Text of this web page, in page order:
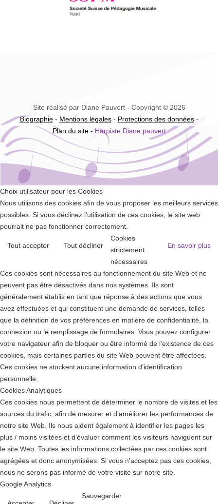
Site réalisé par Diane Pauvert - Copyright © 2026
Biographie- Mentions légales- Protections des données-
Plan du site- Harpiste Diane pauvert
Choix utilisateur pour les Cookies
Nous utilisons des cookies afin de vous proposer les meilleurs services
possibles. Si vous déclinez l'utilisation de ces cookies, le site web
pourrait ne pas fonctionner correctement.
Tout accepter Tout décliner En savoir plus
Cookies
strictement
nécessaires
Ces cookies sont nécessaires au fonctionnement du site Web et ne
peuvent pas être désactivés dans nos systèmes. Ils sont
généralement établis en tant que réponse à des actions que vous
avez effectuées et qui constituent une demande de services, telles
que la définition de vos préférences en matière de confidentialité, la
connexion ou le remplissage de formulaires. Vous pouvez configurer
votre navigateur afin de bloquer ou être informé de l'existence de ces
cookies, mais certaines parties du site Web peuvent être affectées.
Ces cookies ne stockent aucune information d’identification
personnelle.
Cookies Analytiques
Ces cookies nous permettent de déterminer le nombre de visites et les
sources du trafic, afin de mesurer et d’améliorer les performances de
notre site Web. Ils nous aident également à identifier les pages les
plus / moins visitées et d’évaluer comment les visiteurs naviguent sur
le site Web. Toutes les informations collectées par ces cookies sont
agrégées et donc anonymisées. Si vous n'acceptez pas ces cookies,
nous ne serons pas informé de votre visite sur notre site.
Google Analytics
Sauvegarder